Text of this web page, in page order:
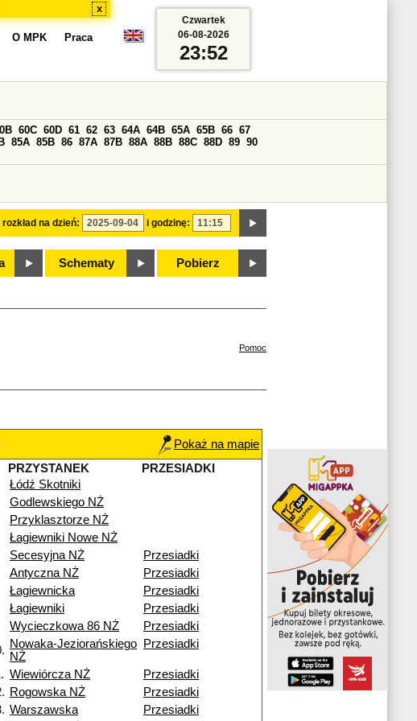
x
O MPK Praca
na dzień: i godzinę:
60C 60D 61 62 63 64A 64B 65A 65B 66 67
85A 85B 86 87A 87B 88A 88B 88C 88D 89 90
Schematy Pobierz
Czwartek
06-08-2026
23:52
Pomoc
Pokaż na mapie
PRZYSTANEK
PRZESIADKI
Łódź Skotniki
Godlewskiego NŻ
Przyklasztorze NŻ
Łagiewniki Nowe NŻ
Secesyjna NŻ
Przesiadki
Antyczna NŻ
Przesiadki
Łagiewnicka
Przesiadki
Łagiewniki
Przesiadki
Wycieczkowa 86 NŻ
Przesiadki
Nowaka-Jeziorańskiego
NŻ
Przesiadki
Wiewiórcza NŻ
Przesiadki
Rogowska NŻ
Przesiadki
Warszawska Przesiadki